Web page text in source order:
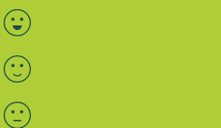
Bewertung auswählen